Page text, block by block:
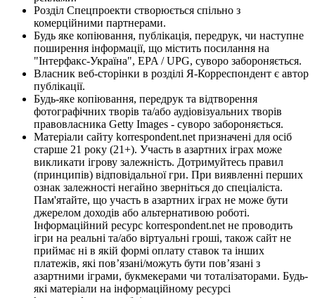
Розділ Спецпроекти створюється спільно з
комерційними партнерами.
Будь яке копіювання, публікація, передрук, чи наступне
поширення інформації, що містить посилання на
"Інтерфакс-Україна", EPA / UPG, суворо забороняється.
Власник веб-сторінки в розділі Я-Корреспондент є автор
публікації.
Будь-яке копіювання, передрук та відтворення
фотографічних творів та/або аудіовізуальних творів
правовласника Getty Images - суворо забороняється.
Матеріали сайту korrespondent.net призначені для осіб
старше 21 року (21+). Участь в азартних іграх може
викликати ігрову залежність. Дотримуйтесь правил
(принципів) відповідальної гри. При виявленні перших
ознак залежності негайно зверніться до спеціаліста.
Пам'ятайте, що участь в азартних іграх не може бути
джерелом доходів або альтернативою роботі.
Інформаційний ресурс korrespondent.net не проводить
ігри на реальні та/або віртуальні гроші, також сайт не
приймає ні в якій формі оплату ставок та інших
платежів, які пов’язані/можуть бути пов’язані з
азартними іграми, букмекерами чи тоталізаторами. Будь-
які матеріали на інформаційному ресурсі